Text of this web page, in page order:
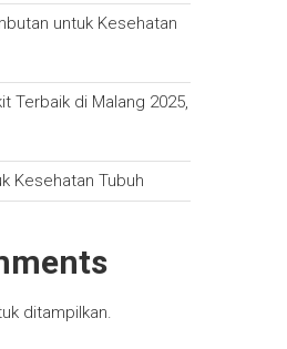
untuk Kesehatan
Terbaik di Malang 2025,
Kesehatan Tubuh
ditampilkan.